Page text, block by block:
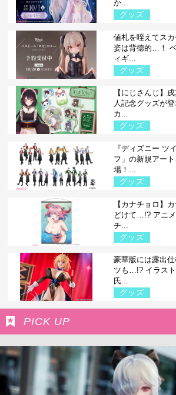
か...
グッズ
値札を咥えてス
姿は背徳的…！
ィギ...
グッズ
【にじさんじ】
人記念グッズが
カ...
グッズ
『ディズニー ツ
フ」の新規アー
場！...
グッズ
【カナチョロ】
どけて…!? アニ
チ...
グッズ
豪華版には露出
ツも…!? イラス
氏...
グッズ
PICK UP